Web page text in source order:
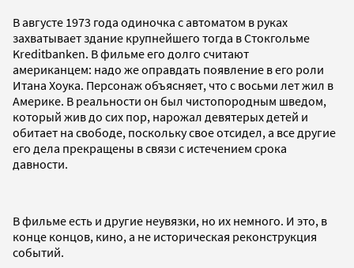
В августе 1973 года одиночка с автоматом в руках
захватывает здание крупнейшего тогда в Стокгольме
Kreditbanken. В фильме его долго считают
американцем: надо же оправдать появление в его роли
Итана Хоука. Персонаж объясняет, что с восьми лет жил в
Америке. В реальности он был чистопородным шведом,
который жив до сих пор, нарожал девятерых детей и
обитает на свободе, поскольку свое отсидел, а все другие
его дела прекращены в связи с истечением срока
давности.
В фильме есть и другие неувязки, но их немного. И это, в
конце концов, кино, а не историческая реконструкция
событий.